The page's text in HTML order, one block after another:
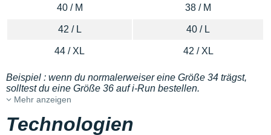
40 / M 38 / M
42 / L 40 / L
44 / XL 42 / XL
Beispiel : wenn du normalerweiser eine Größe 34 trägst,
solltest du eine Größe 36 auf i-Run bestellen.
Mehr anzeigen
Technologien